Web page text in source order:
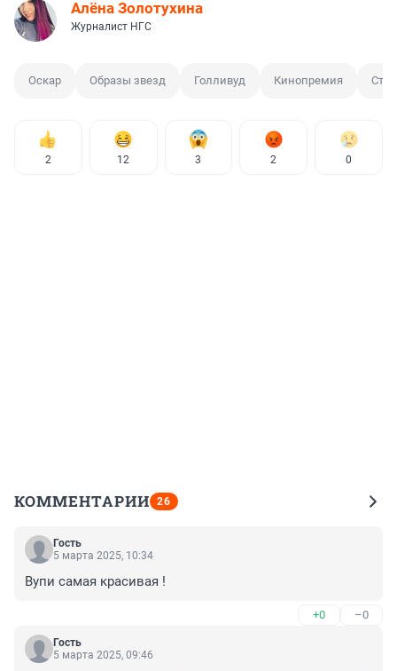
Алёна Золотухина
Журналист НГС
Оскар Образы звезд Голливуд Кинопремия
2 12 3 2 0
КОММЕНТАРИИ 26
Гость
5 марта 2025, 10:34
Вупи самая красивая !
+0 –0
Гость
5 марта 2025, 09:46